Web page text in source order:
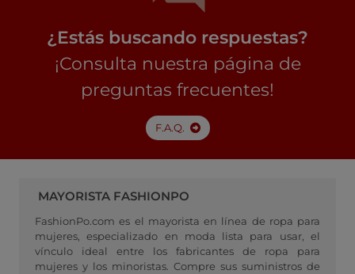
¿Estás buscando respuestas?
¡Consulta nuestra página de
preguntas frecuentes!
F.A.Q.
MAYORISTA FASHIONPO
FashionPo.com es el mayorista en línea de ropa para
mujeres, especializado en moda lista para usar, el
vínculo ideal entre los fabricantes de ropa para
mujeres y los minoristas. Compre sus suministros de